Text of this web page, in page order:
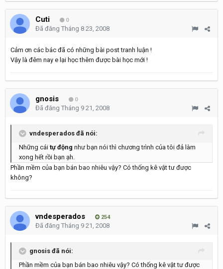
Cuti 0
Đã đăng Tháng 8 23, 2008
Cảm ơn các bác đã có những bài post tranh luận !
Vậy là đêm nay e lại học thêm được bài học mới !
gnosis 0
Đã đăng Tháng 9 21, 2008
vndesperados đã nói:
Những cái tự động như bạn nói thì chương trình của tôi đả làm
xong hết rồi bạn ạh.
Phần mềm của bạn bán bao nhiêu vậy? Có thống kê vật tư được
không?
vndesperados 254
Đã đăng Tháng 9 21, 2008
gnosis đã nói:
Phần mềm của bạn bán bao nhiêu vậy? Có thống kê vật tư được